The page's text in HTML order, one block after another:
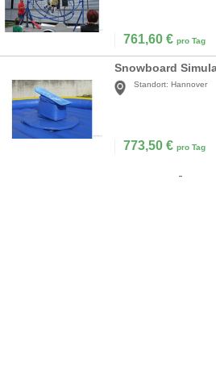
761,60 € pro Tag
Standort: Hannover
773,50 € pro Tag